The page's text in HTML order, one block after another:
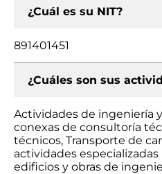
¿Cuál es su NIT?
891401451
¿Cuáles son sus
Actividades de ingeniería
conexas de consultoría
técnicos, Transporte de
actividades
edificios y obras de